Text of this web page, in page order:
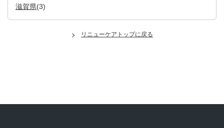
滋賀県(3)
リニューケアトップに戻る